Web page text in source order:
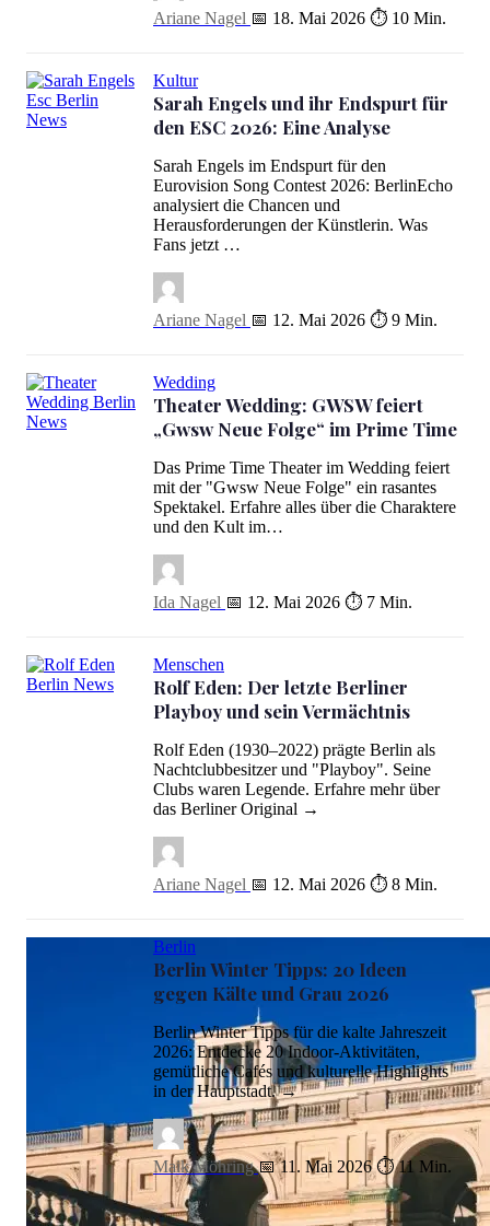
Ariane Nagel 📅 18. Mai 2026 ⏱ 10 Min.
Sarah Engels und ihr Endspurt für den ESC 2026: Eine Analyse
Kultur
Sarah Engels und ihr Endspurt für
den ESC 2026: Eine Analyse
Sarah Engels im Endspurt für den
Eurovision Song Contest 2026: BerlinEcho
analysiert die Chancen und
Herausforderungen der Künstlerin. Was
Fans jetzt …
Ariane Nagel 📅 12. Mai 2026 ⏱ 9 Min.
Theater Wedding: GWSW feiert „Gwsw Neue Folge“ im Prime
Wedding
Theater Wedding: GWSW feiert
„Gwsw Neue Folge“ im Prime Time
Das Prime Time Theater im Wedding feiert
mit der "Gwsw Neue Folge" ein rasantes
Spektakel. Erfahre alles über die Charaktere
und den Kult im…
Ida Nagel 📅 12. Mai 2026 ⏱ 7 Min.
Rolf Eden: Der letzte Berliner Playboy und sein Vermächtnis
Menschen
Rolf Eden: Der letzte Berliner
Playboy und sein Vermächtnis
Rolf Eden (1930–2022) prägte Berlin als
Nachtclubbesitzer und "Playboy". Seine
Clubs waren Legende. Erfahre mehr über
das Berliner Original →
Ariane Nagel 📅 12. Mai 2026 ⏱ 8 Min.
Berlin
Berlin Winter Tipps: 20 Ideen
gegen Kälte und Grau 2026
Berlin Winter Tipps für die kalte Jahreszeit
2026: Entdecke 20 Indoor-Aktivitäten,
gemütliche Cafés und kulturelle Highlights
in der Hauptstadt. →
Maik Möhring 📅 11. Mai 2026 ⏱ 11 Min.